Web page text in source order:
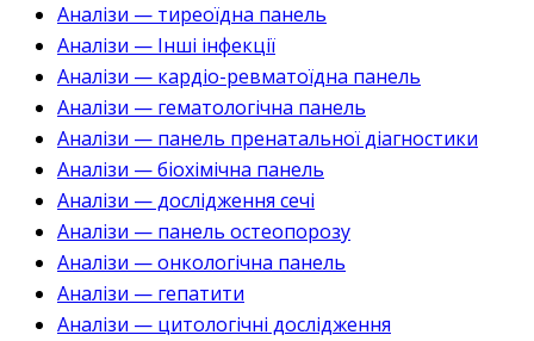
Аналізи — тиреоїдна панель
Аналізи — Інші інфекції
Аналізи — кардіо-ревматоїдна панель
Аналізи — гематологічна панель
Аналізи — панель пренатальної діагностики
Аналізи — біохімічна панель
Аналізи — дослідження сечі
Аналізи — панель остеопорозу
Аналізи — онкологічна панель
Аналізи — гепатити
Аналізи — цитологічні дослідження